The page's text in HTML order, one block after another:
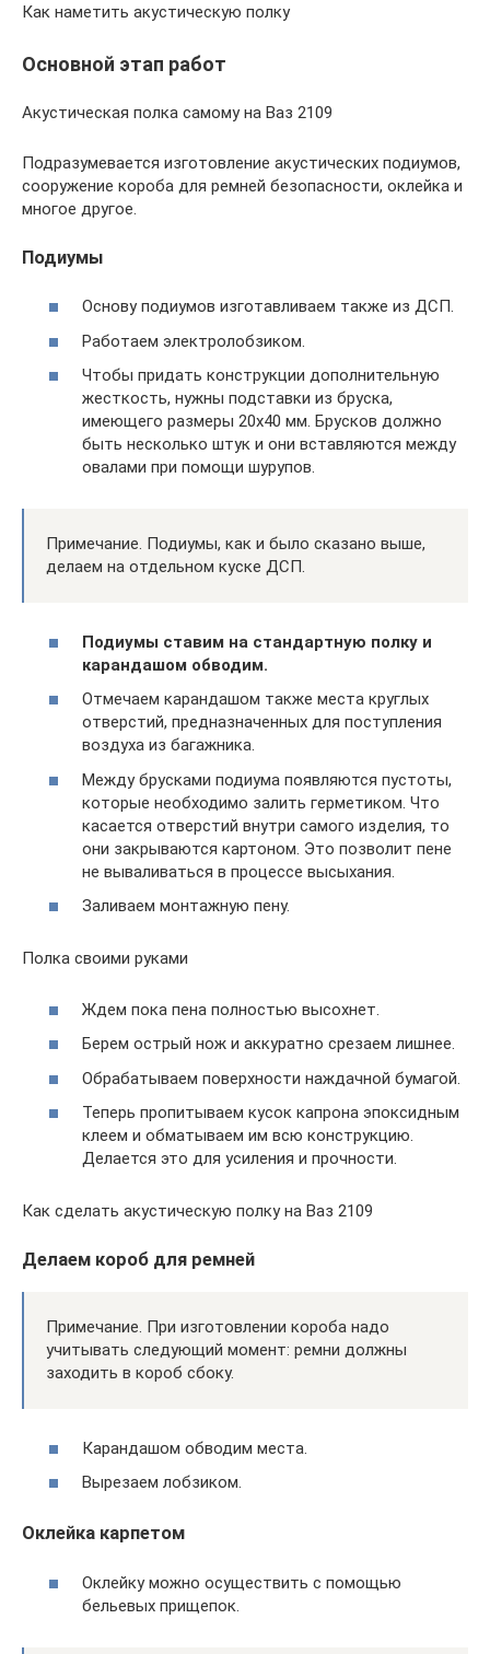
Как наметить акустическую полку
Основной этап работ
Акустическая полка самому на Ваз 2109
Подразумевается изготовление акустических подиумов,
сооружение короба для ремней безопасности, оклейка и
многое другое.
Подиумы
Основу подиумов изготавливаем также из ДСП.
Работаем электролобзиком.
Чтобы придать конструкции дополнительную
жесткость, нужны подставки из бруска,
имеющего размеры 20х40 мм. Брусков должно
быть несколько штук и они вставляются между
овалами при помощи шурупов.
Примечание. Подиумы, как и было сказано выше,
делаем на отдельном куске ДСП.
Подиумы ставим на стандартную полку и
карандашом обводим.
Отмечаем карандашом также места круглых
отверстий, предназначенных для поступления
воздуха из багажника.
Между брусками подиума появляются пустоты,
которые необходимо залить герметиком. Что
касается отверстий внутри самого изделия, то
они закрываются картоном. Это позволит пене
не вываливаться в процессе высыхания.
Заливаем монтажную пену.
Полка своими руками
Ждем пока пена полностью высохнет.
Берем острый нож и аккуратно срезаем лишнее.
Обрабатываем поверхности наждачной бумагой.
Теперь пропитываем кусок капрона эпоксидным
клеем и обматываем им всю конструкцию.
Делается это для усиления и прочности.
Как сделать акустическую полку на Ваз 2109
Делаем короб для ремней
Примечание. При изготовлении короба надо
учитывать следующий момент: ремни должны
заходить в короб сбоку.
Карандашом обводим места.
Вырезаем лобзиком.
Оклейка карпетом
Оклейку можно осуществить с помощью
бельевых прищепок.